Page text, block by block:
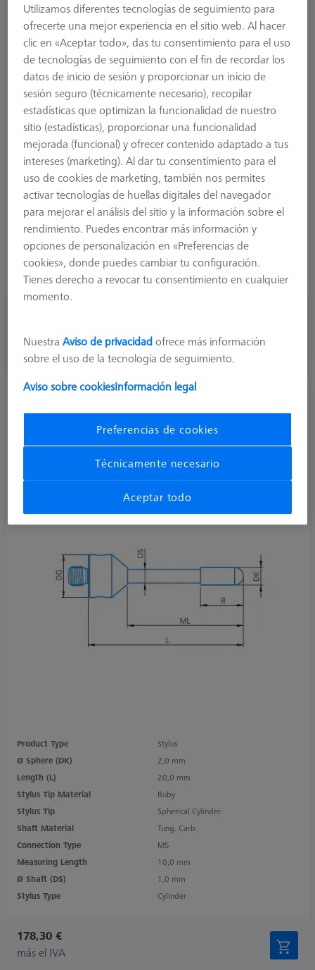
Product Type
Stylus
Ø Sphere (DK)
3,0 mm
Length (L)
58,0 mm
Stylus Tip Material
Ruby
Stylus Tip
Spherical Cylinder
Shaft Material
Tung. Carb.
Connection Type
M5
Measuring Length
37,0 mm
Ø Shaft (DS)
2,0 mm
Stylus Type
Cylinder
Disponible
Palpador cilíndrico M5, DK2 L20
626115-0203-020
Product Type
Stylus
Ø Sphere (DK)
2,0 mm
Length (L)
20,0 mm
Stylus Tip Material
Ruby
Stylus Tip
Spherical Cylinder
Shaft Material
Tung. Carb.
Connection Type
M5
Measuring Length
10,0 mm
Ø Shaft (DS)
1,0 mm
Stylus Type
Cylinder
178,30 €
más el IVA
Utilizamos diferentes tecnologías de seguimiento para
ofrecerte una mejor experiencia en el sitio web. Al hacer
clic en «Aceptar todo», das tu consentimiento para el uso
de tecnologías de seguimiento con el fin de recordar los
datos de inicio de sesión y proporcionar un inicio de
sesión seguro (técnicamente necesario), recopilar
estadísticas que optimizan la funcionalidad de nuestro
sitio (estadísticas), proporcionar una funcionalidad
mejorada (funcional) y ofrecer contenido adaptado a tus
intereses (marketing). Al dar tu consentimiento para el
uso de cookies de marketing, también nos permites
activar tecnologías de huellas digitales del navegador
para mejorar el análisis del sitio y la información sobre el
rendimiento. Puedes encontrar más información y
opciones de personalización en «Preferencias de
cookies», donde puedes cambiar tu configuración.
Tienes derecho a revocar tu consentimiento en cualquier
momento.
NuestraAviso de privacidadofrece más información
sobre el uso de la tecnología de seguimiento.
Aviso sobre cookiesInformación legal
Preferencias de cookies
Técnicamente necesario
Aceptar todo